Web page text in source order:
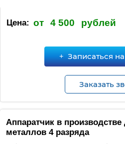
Цена: от 4 500 рублей
Записаться
Заказать
Аппаратчик в
металлов 4 разряда